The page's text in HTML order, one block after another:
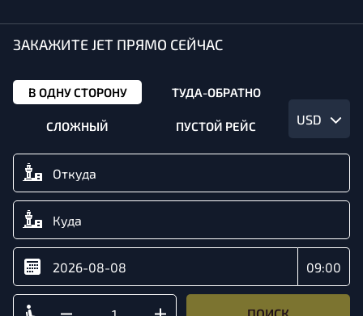
ЗАКАЖИТЕ JET ПРЯМО СЕЙЧАС
В ОДНУ СТОРОНУ ТУДА-ОБРАТНО
СЛОЖНЫЙ ПУСТОЙ РЕЙС USD